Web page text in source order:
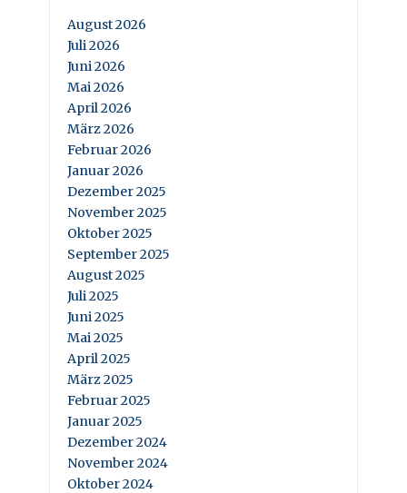
August 2026
Juli 2026
Juni 2026
Mai 2026
April 2026
März 2026
Februar 2026
Januar 2026
Dezember 2025
November 2025
Oktober 2025
September 2025
August 2025
Juli 2025
Juni 2025
Mai 2025
April 2025
März 2025
Februar 2025
Januar 2025
Dezember 2024
November 2024
Oktober 2024